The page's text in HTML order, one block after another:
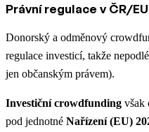
Právní regulace v ČR/EU
Donorský a odměnový
regulace investicí, takže
jen občanským právem).
Investiční crowdfunding však
pod jednotné Nařízení (EU)